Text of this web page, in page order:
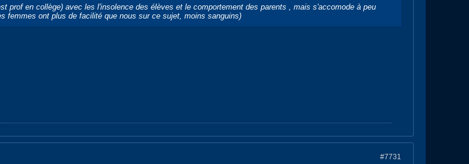
prof en collège) avec les l'insolence des élèves et le comportement des parents , mais s'accomode à peu
femmes ont plus de facilité que nous sur ce sujet, moins sanguins)
#7731